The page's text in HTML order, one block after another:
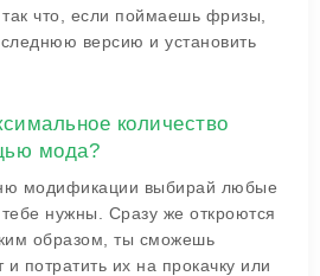
что, если поймаешь фризы,
версию и установить
количество
мода?
модификации выбирай любые
нужны. Сразу же откроются
образом, ты сможешь
и потратить их на прокачку или